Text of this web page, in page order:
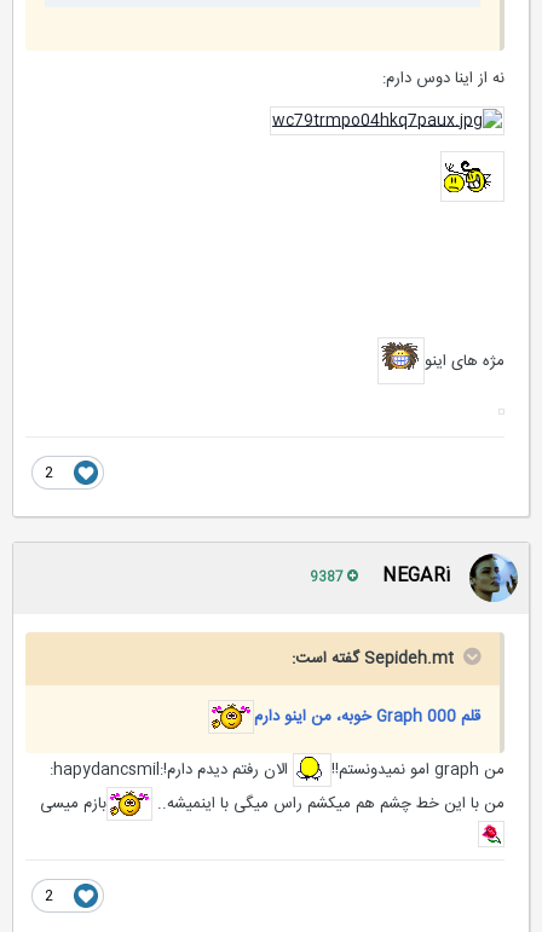
نه از اینا دوس دارم:
مژه های اینو
NEGARi
Sepideh.mt گفته است:
قلم 000 Graph خوبه، من اینو دارم
من graph امو نمیدونستم!!
الان رفتم دیدم دارم!:hapydancsmil:
من با این خط چشم هم میکشم راس میگی‌ با اینمیشه..
بازم میسی